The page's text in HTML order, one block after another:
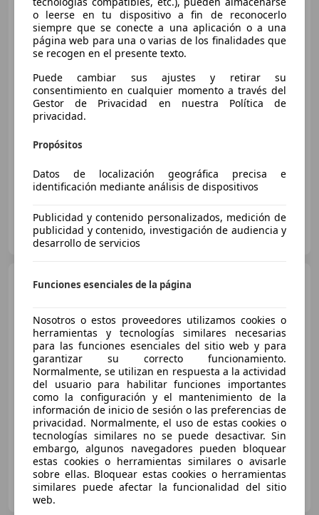
Toyota Yaris 120H 1.5 Style
€ 17.900
Sin comparación
02/2021
85 kW (116 CV)
D.L. STARBAIX
ES-08830 SANT BOI DE LLOBREGAT
Toyota Yaris
Plus
€ 20.990 1
Precio justo
09/2025 8.680 km
Electro/Gasolina
85 kW (116 CV)
D.L. STARBAIX
ES-08830 SANT BOI DE LLOBREGAT
o leerse en tu dispositivo a fin de reconocerlo
siempre que se conecte a una aplicación o a una
página web para una o varias de los finalidades que
se recogen en el presente texto.
Puede cambiar sus ajustes y retirar su
consentimiento en cualquier momento a través del
Gestor de Privacidad en nuestra Política de
privacidad.
Propósitos
Datos de localización geográfica precisa e
identificación mediante análisis de dispositivos
Publicidad y contenido personalizados, medición de
publicidad y contenido, investigación de audiencia y
desarrollo de servicios
Funciones esenciales de la página
Nosotros o estos proveedores utilizamos cookies o
herramientas y tecnologías similares necesarias
para las funciones esenciales del sitio web y para
garantizar su correcto funcionamiento.
Normalmente, se utilizan en respuesta a la actividad
del usuario para habilitar funciones importantes
como la configuración y el mantenimiento de la
información de inicio de sesión o las preferencias de
privacidad. Normalmente, el uso de estas cookies o
tecnologías similares no se puede desactivar. Sin
embargo, algunos navegadores pueden bloquear
estas cookies o herramientas similares o avisarle
sobre ellas. Bloquear estas cookies o herramientas
similares puede afectar la funcionalidad del sitio
web.